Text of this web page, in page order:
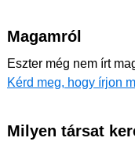
Magamról
Eszter még nem írt
Kérd meg, hogy írjon
Milyen társat